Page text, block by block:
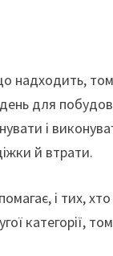
надходить,
для
і
й втрати.
і тих, хто
категорії,